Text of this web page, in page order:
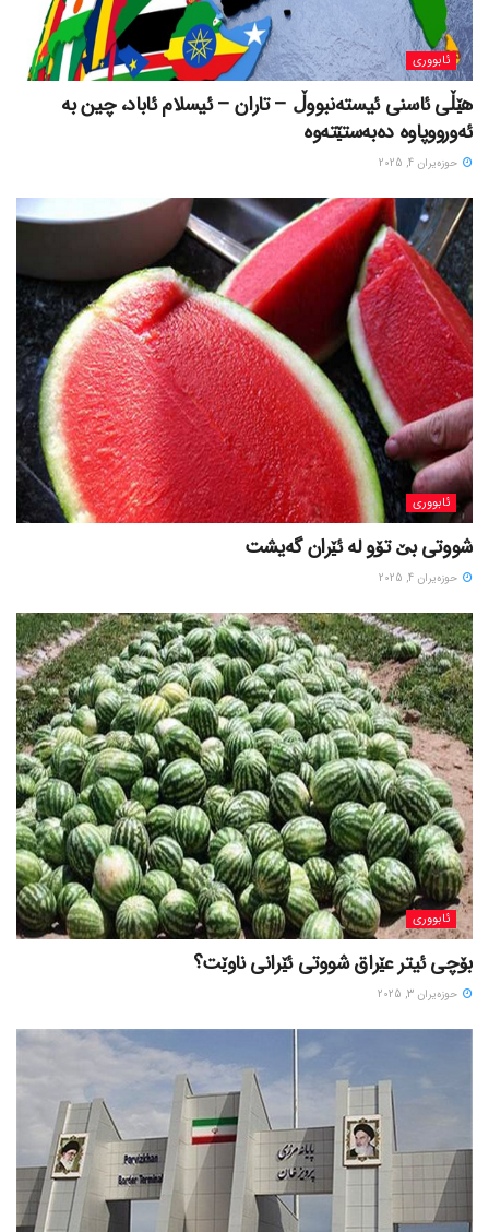
ئابووری
هێڵی ئاسنی ئیستەنبووڵ – تاران – ئیسلام ئاباد، چین بە
ئەورووپاوە دەبەستێتەوە
حوزه‌یران 4, 2025
ئابووری
شووتی بێ تۆو لە ئێران گەیشت
حوزه‌یران 4, 2025
ئابووری
بۆچی ئیتر عێراق شووتی ئێرانی ناوێت؟
حوزه‌یران 3, 2025